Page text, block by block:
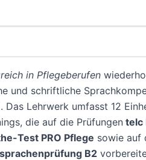
in Pflegeberufen
und schriftliche
Das Lehrwerk umfasst 12
die auf die Prüfungen telc
Test PRO Pflege sowie auf
B2